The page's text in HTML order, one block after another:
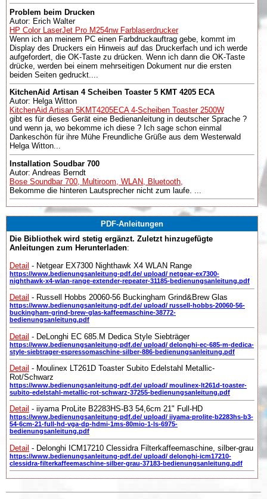
Problem beim Drucken
Autor: Erich Walter
HP Color LaserJet Pro M254nw Farblaserdrucker
Wenn ich an meinem PC einen Farbdruckauftrag gebe, kommt im
Display des Druckers ein Hinweis auf das Druckerfach und ich werde
aufgefordert, die OK-Taste zu drücken. Wenn ich dann die OK-Taste
drücke, werden bei einem mehrseitigen Dokument nur die ersten
beiden Seiten gedruckt....
KitchenAid Artisan 4 Scheiben Toaster 5 KMT 4205 ECA
Autor: Helga Witton
KitchenAid Artisan 5KMT4205ECA 4-Scheiben Toaster 2500W
gibt es für dieses Gerät eine Bedienanleitung in deutscher Sprache ?
und wenn ja, wo bekomme ich diese ? Ich sage schon einmal
Dankeschön für ihre Mühe Freundliche Grüße aus dem Westerwald
Helga Witton...
Installation Soudbar 700
Autor: Andreas Berndt
Bose Soundbar 700, Multiroom, WLAN, Bluetooth,
Bekomme die hinteren Lautsprecher nicht zum laufe. ...
PDF-Anleitungen
Die Bibliothek wird stetig ergänzt. Zuletzt hinzugefügte
Anleitungen zum Herunterladen:
Detail - Netgear EX7300 Nighthawk X4 WLAN Range
https://www.bedienungsanleitung-pdf.de/ upload/ netgear-ex7300-
nighthawk-x4-wlan-range-extender-repeater-31185-bedienungsanleitung.pdf
Detail - Russell Hobbs 20060-56 Buckingham Grind&Brew Glas
https://www.bedienungsanleitung-pdf.de/ upload/ russell-hobbs-20060-56-
buckingham-grind-brew-glas-kaffeemaschine-38772-
bedienungsanleitung.pdf
Detail - DeLonghi EC 685.M Dedica Style Siebträger
https://www.bedienungsanleitung-pdf.de/ upload/ delonghi-ec-685-m-dedica-
style-siebtrager-espressomaschine-silber-886-bedienungsanleitung.pdf
Detail - Moulinex LT261D Toaster Subito Edelstahl Metallic-
Rot/Schwarz
https://www.bedienungsanleitung-pdf.de/ upload/ moulinex-lt261d-toaster-
subito-edelstahl-metallic-rot-schwarz-37255-bedienungsanleitung.pdf
Detail - iiyama ProLite B2283HS-B3 54,6cm 21" Full-HD
https://www.bedienungsanleitung-pdf.de/ upload/ iiyama-prolite-b2283hs-b3-
54-6cm-21-full-hd-vga-dp-hdmi-1ms-80mio-1-ls-6975-
bedienungsanleitung.pdf
Detail - Delonghi ICM17210 Clessidra Filterkaffeemaschine, silber-grau
https://www.bedienungsanleitung-pdf.de/ upload/ delonghi-icm17210-
clessidra-filterkaffeemaschine-silber-grau-37183-bedienungsanleitung.pdf